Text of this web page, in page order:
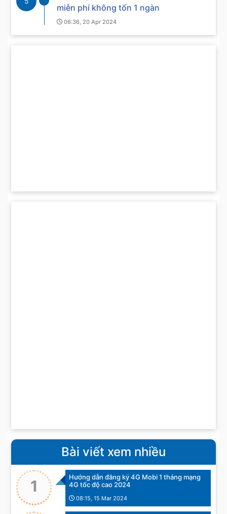
miễn phí không tốn 1 ngàn
06:36, 20 Apr 2024
Bài viết xem nhiều
1
Hướng dẫn đăng ký 4G Mobi 1 tháng mạng
4G tốc độ cao 2024
08:15, 15 Mar 2024